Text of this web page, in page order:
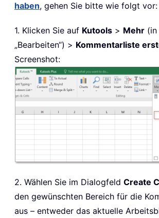
haben, gehen Sie bitte wie folgt vor:
1. Klicken Sie auf Kutools > Mehr
„Bearbeiten“) > Kommentarliste
Screenshot:
2. Wählen Sie im Dialogfeld Create
den gewünschten Bereich für die
aus – entweder das aktuelle